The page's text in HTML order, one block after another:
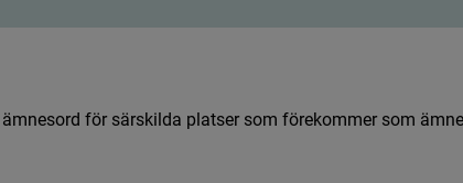
ämnesord för särskilda platser som förekommer som ämne